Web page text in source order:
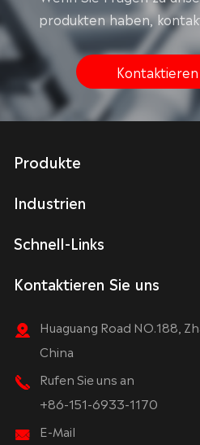
produkten haben,
Kontaktieren
Produkte
Industrien
Schnell-Links
Kontaktieren Sie uns
Huaguang Road NO.188,
China
Rufen Sie uns an
+86-151-6933-1170
E-Mail